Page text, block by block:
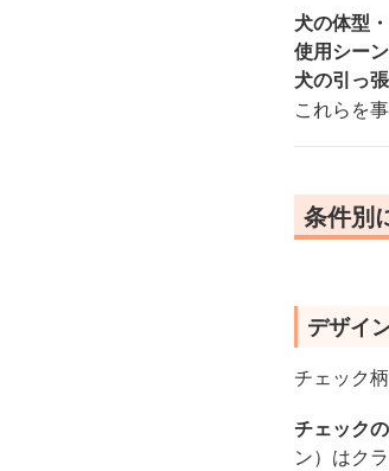
犬の体型
使用シーン
犬の引っ
これらを
条件別
デザイ
チェック
チェック
ン）はク